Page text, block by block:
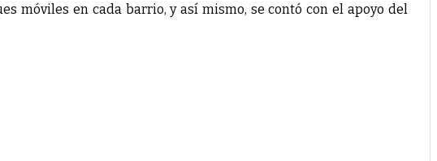
móviles en cada barrio, y así mismo, se contó con el apoyo del